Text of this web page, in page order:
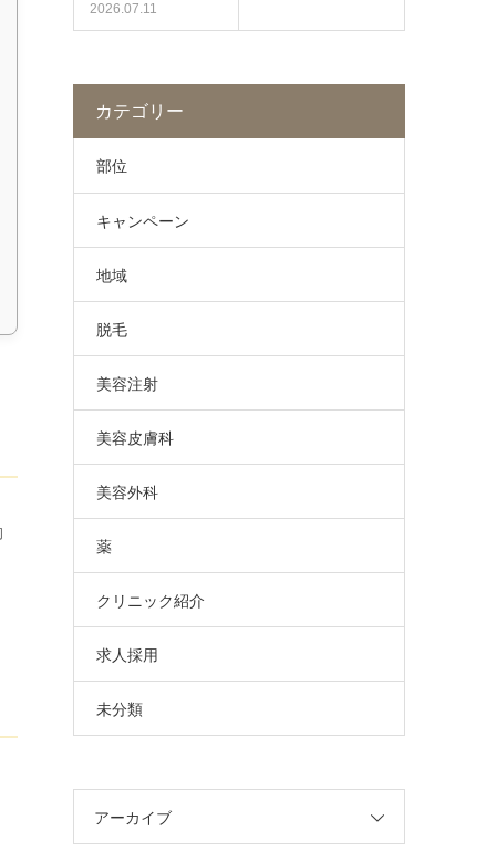
2026.07.11
カテゴリー
部位
キャンペーン
地域
脱毛
美容注射
美容皮膚科
美容外科
薬
クリニック紹介
求人採用
未分類
アーカイブ